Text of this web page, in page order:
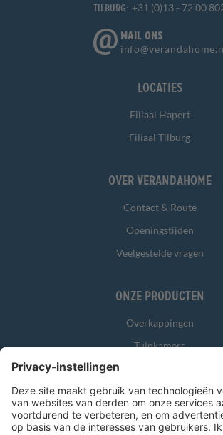
Tilburg: +31 (0)13 - 72 00
MAIL ONS
Locaties
Filiaal Hapert
Filiaal Tilburg
Over Verandahome
Contact & Route
Openingstijden
Veelgestelde vragen
Onze producten
Overkappingen
Tuinkamers
Zonwering
Overig